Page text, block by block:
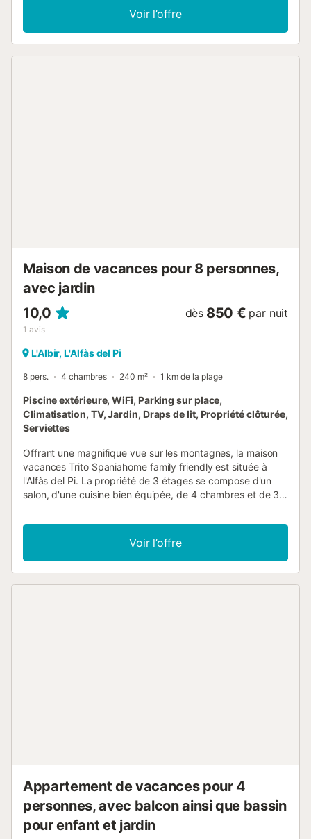
vaisselle, grille-pain, bouilloire électrique, micro-ondes,
congélateur, cafetière électrique). Douche/WC. Terrasse.
Meubles de terrasse. Vue sur la localité. A disposition: lave-
Voir l’offre
Maison de vacances pour 8 personnes,
avec jardin
10,0
1 avis
dès 850 € par nuit
L'Albir, L'Alfàs del Pi
8 pers. 4 chambres 240 m² 1 km de la plage
Piscine extérieure, WiFi, Parking sur place,
Climatisation, TV, Jardin, Draps de lit, Propriété clôturée,
Serviettes
Offrant une magnifique vue sur les montagnes, la maison
vacances Trito Spaniahome family friendly est située à
l'Alfàs del Pi. La propriété de 3 étages se compose d'un
salon, d'une cuisine bien équipée, de 4 chambres et de 3
équipements supplémentaires comprennent le Wi-Fi haut
débit (permet des appels vidéo), une télévision, la
climatisation ainsi qu'une machine à laver. Cette location
de vacances dispose d'une piscine privée, de terrasses
Voir l’offre
Appartement de vacances pour 4
personnes, avec balcon ainsi que bassin
pour enfant et jardin